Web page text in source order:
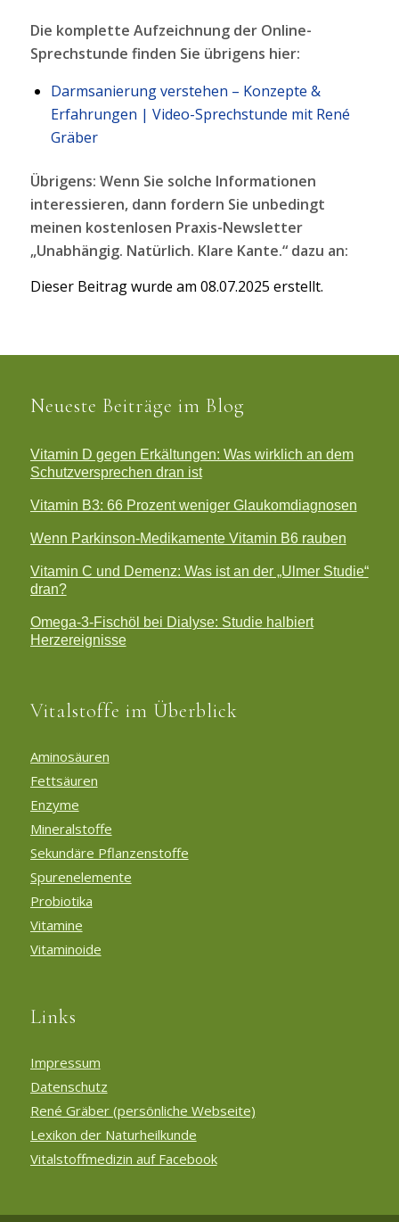
Die komplette Aufzeichnung der Online-
Sprechstunde finden Sie übrigens hier:
Darmsanierung verstehen – Konzepte &
Erfahrungen | Video-Sprechstunde mit René
Gräber
Übrigens: Wenn Sie solche Informationen
interessieren, dann fordern Sie unbedingt
meinen kostenlosen Praxis-Newsletter
„Unabhängig. Natürlich. Klare Kante.“ dazu an:
Dieser Beitrag wurde am 08.07.2025 erstellt.
Neueste Beiträge im Blog
Vitamin D gegen Erkältungen: Was wirklich an dem
Schutzversprechen dran ist
Vitamin B3: 66 Prozent weniger Glaukomdiagnosen
Wenn Parkinson-Medikamente Vitamin B6 rauben
Vitamin C und Demenz: Was ist an der „Ulmer Studie“
dran?
Omega-3-Fischöl bei Dialyse: Studie halbiert
Herzereignisse
Vitalstoffe im Überblick
Aminosäuren
Fettsäuren
Enzyme
Mineralstoffe
Sekundäre Pflanzenstoffe
Spurenelemente
Probiotika
Vitamine
Vitaminoide
Links
Impressum
Datenschutz
René Gräber (persönliche Webseite)
Lexikon der Naturheilkunde
Vitalstoffmedizin auf Facebook